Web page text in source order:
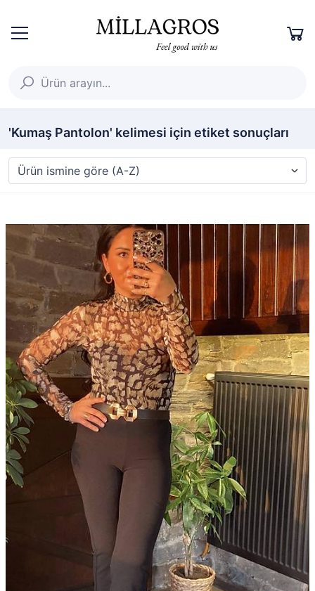
'Kumaş Pantolon' kelimesi için etiket sonuçları